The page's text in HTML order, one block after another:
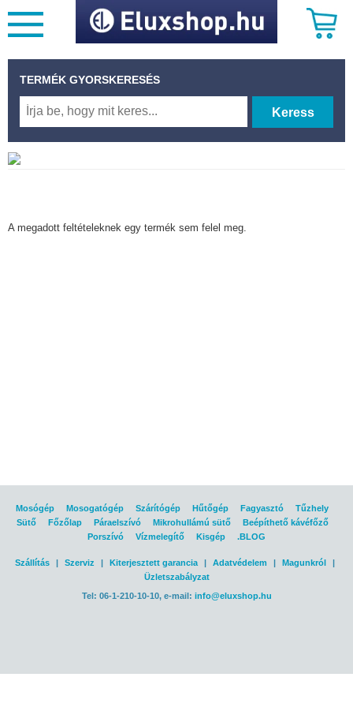
TERMÉK GYORSKERESÉS
Keress
A megadott feltételeknek egy termék sem felel meg.
Mosógép Mosogatógép Szárítógép Hűtőgép Fagyasztó
Tűzhely
Sütő
Főzőlap Páraelszívó Mikrohullámú sütő
Beépíthető kávéfőző
Porszívó
Vízmelegítő Kisgép .BLOG
Szállítás | Szerviz | Kiterjesztett garancia | Adatvédelem | Magunkról
|
Üzletszabályzat
Tel: 06-1-210-10-10, e-mail: info@eluxshop.hu